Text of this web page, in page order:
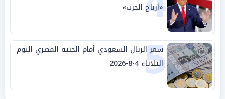
«أرباح الحرب»
5
سعر الريال السعودي أمام الجنيه المصري اليوم
الثلاثاء 4-8-2026